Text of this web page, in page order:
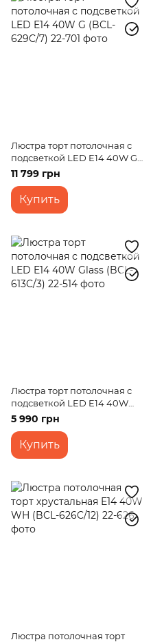
Люстра торт потолочная с
подсветкой LED E14 40W G
(BCL-629C/7)
11 799 грн
Купить
Люстра торт потолочная с
подсветкой LED E14 40W
Glass (BCL-613C/3)
5 990 грн
Купить
Люстра потолочная торт